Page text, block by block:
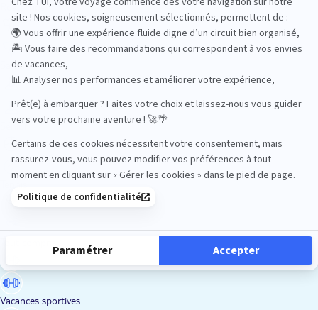
Road Trips
Safari
Sénior
Vacances sportives